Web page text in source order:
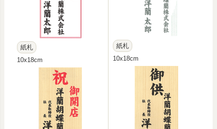
紙札
10x18cm
紙札
10x18cm